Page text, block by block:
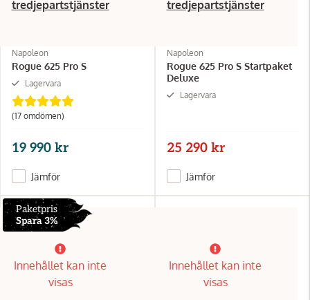
tredjepartstjänster
Napoleon
Rogue 625 Pro S
Lagervara
(17 omdömen)
19 990 kr
Jämför
tredjepartstjänster
Napoleon
Rogue 625 Pro S Startpaket
Deluxe
Lagervara
25 290 kr
Jämför
Paketpris
Spara 3%
Innehållet kan inte
visas
Innehållet kan inte
visas